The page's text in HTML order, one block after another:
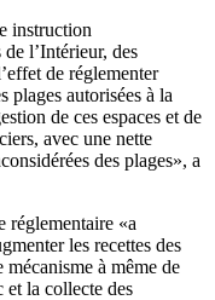
instruction
l’Intérieur, des
de réglementer
plages autorisées à la
de ces espaces et de
avec une nette
des plages», a
réglementaire «a
les recettes des
à même de
et la collecte des